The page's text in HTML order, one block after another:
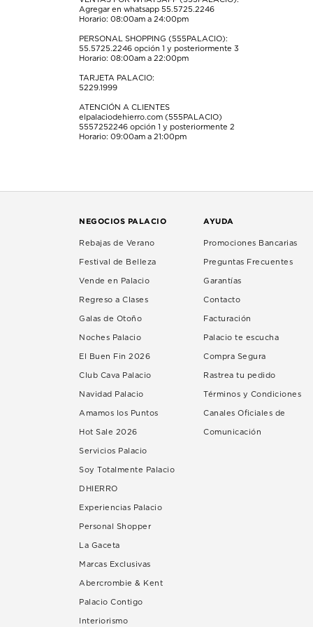
Agregar en whatsapp 55.5725.2246
Horario: 08:00am a 24:00pm
PERSONAL SHOPPING (555PALACIO):
55.5725.2246 opción 1 y posteriormente 3
Horario: 08:00am a 22:00pm
TARJETA PALACIO:
5229.1999
ATENCIÓN A CLIENTES
elpalaciodehierro.com (555PALACIO)
5557252246 opción 1 y posteriormente 2
Horario: 09:00am a 21:00pm
NEGOCIOS PALACIO
Rebajas de Verano
Festival de Belleza
Vende en Palacio
Regreso a Clases
Galas de Otoño
Noches Palacio
El Buen Fin 2026
Club Cava Palacio
Navidad Palacio
Amamos los Puntos
Hot Sale 2026
Servicios Palacio
Soy Totalmente Palacio
DHIERRO
Experiencias Palacio
Personal Shopper
La Gaceta
Marcas Exclusivas
Abercrombie & Kent
Palacio Contigo
Interiorismo
AYUDA
Promociones Bancarias
Preguntas Frecuentes
Garantías
Contacto
Facturación
Palacio te escucha
Compra Segura
Rastrea tu pedido
Términos y Condiciones
Canales Oficiales de
Comunicación